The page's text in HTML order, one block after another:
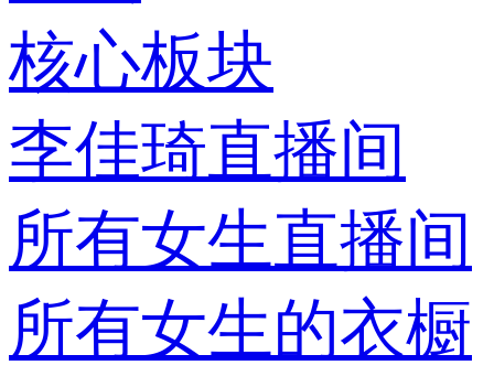
核心板块
李佳琦直播间
所有女生直播间
所有女生的衣橱